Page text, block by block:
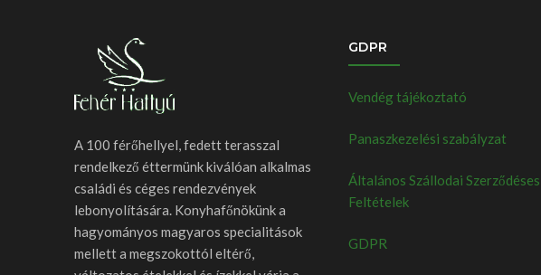
A 100 férőhellyel, fedett terasszal
rendelkező éttermünk kiválóan alkalmas
családi és céges rendezvények
lebonyolítására. Konyhafőnökünk a
hagyományos magyaros specialitások
mellett a megszokottól eltérő,
GDPR
Vendég tájékoztató
Panaszkezelési szabályzat
Általános Szállodai Szerződéses
Feltételek
GDPR